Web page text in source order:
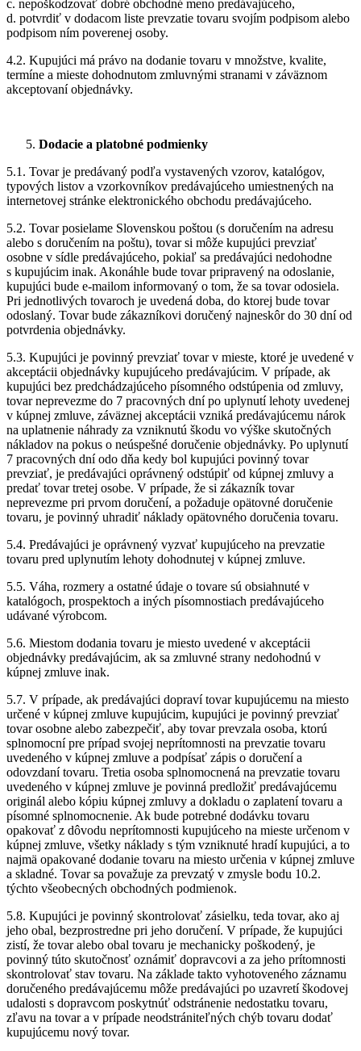
c. nepoškodzovať dobré obchodné meno predávajúceho,
d. potvrdiť v dodacom liste prevzatie tovaru svojím podpisom alebo
podpisom ním poverenej osoby.
4.2. Kupujúci má právo na dodanie tovaru v množstve, kvalite,
termíne a mieste dohodnutom zmluvnými stranami v záväznom
akceptovaní objednávky.
Dodacie a platobné podmienky
5.1. Tovar je predávaný podľa vystavených vzorov, katalógov,
typových listov a vzorkovníkov predávajúceho umiestnených na
internetovej stránke elektronického obchodu predávajúceho.
5.2. Tovar posielame Slovenskou poštou (s doručením na adresu
alebo s doručením na poštu), tovar si môže kupujúci prevziať
osobne v sídle predávajúceho, pokiaľ sa predávajúci nedohodne
s kupujúcim inak. Akonáhle bude tovar pripravený na odoslanie,
kupujúci bude e-mailom informovaný o tom, že sa tovar odosiela.
Pri jednotlivých tovaroch je uvedená doba, do ktorej bude tovar
odoslaný. Tovar bude zákazníkovi doručený najneskôr do 30 dní od
potvrdenia objednávky.
5.3. Kupujúci je povinný prevziať tovar v mieste, ktoré je uvedené v
akceptácii objednávky kupujúceho predávajúcim. V prípade, ak
kupujúci bez predchádzajúceho písomného odstúpenia od zmluvy,
tovar neprevezme do 7 pracovných dní po uplynutí lehoty uvedenej
v kúpnej zmluve, záväznej akceptácii vzniká predávajúcemu nárok
na uplatnenie náhrady za vzniknutú škodu vo výške skutočných
nákladov na pokus o neúspešné doručenie objednávky. Po uplynutí
7 pracovných dní odo dňa kedy bol kupujúci povinný tovar
prevziať, je predávajúci oprávnený odstúpiť od kúpnej zmluvy a
predať tovar tretej osobe. V prípade, že si zákazník tovar
neprevezme pri prvom doručení, a požaduje opätovné doručenie
tovaru, je povinný uhradiť náklady opätovného doručenia tovaru.
5.4. Predávajúci je oprávnený vyzvať kupujúceho na prevzatie
tovaru pred uplynutím lehoty dohodnutej v kúpnej zmluve.
5.5. Váha, rozmery a ostatné údaje o tovare sú obsiahnuté v
katalógoch, prospektoch a iných písomnostiach predávajúceho
udávané výrobcom.
5.6. Miestom dodania tovaru je miesto uvedené v akceptácii
objednávky predávajúcim, ak sa zmluvné strany nedohodnú v
kúpnej zmluve inak.
5.7. V prípade, ak predávajúci dopraví tovar kupujúcemu na miesto
určené v kúpnej zmluve kupujúcim, kupujúci je povinný prevziať
tovar osobne alebo zabezpečiť, aby tovar prevzala osoba, ktorú
splnomocní pre prípad svojej neprítomnosti na prevzatie tovaru
uvedeného v kúpnej zmluve a podpísať zápis o doručení a
odovzdaní tovaru. Tretia osoba splnomocnená na prevzatie tovaru
uvedeného v kúpnej zmluve je povinná predložiť predávajúcemu
originál alebo kópiu kúpnej zmluvy a dokladu o zaplatení tovaru a
písomné splnomocnenie. Ak bude potrebné dodávku tovaru
opakovať z dôvodu neprítomnosti kupujúceho na mieste určenom v
kúpnej zmluve, všetky náklady s tým vzniknuté hradí kupujúci, a to
najmä opakované dodanie tovaru na miesto určenia v kúpnej zmluve
a skladné. Tovar sa považuje za prevzatý v zmysle bodu 10.2.
týchto všeobecných obchodných podmienok.
5.8. Kupujúci je povinný skontrolovať zásielku, teda tovar, ako aj
jeho obal, bezprostredne pri jeho doručení. V prípade, že kupujúci
zistí, že tovar alebo obal tovaru je mechanicky poškodený, je
povinný túto skutočnosť oznámiť dopravcovi a za jeho prítomnosti
skontrolovať stav tovaru. Na základe takto vyhotoveného záznamu
doručeného predávajúcemu môže predávajúci po uzavretí škodovej
udalosti s dopravcom poskytnúť odstránenie nedostatku tovaru,
zľavu na tovar a v prípade neodstrániteľných chýb tovaru dodať
kupujúcemu nový tovar.